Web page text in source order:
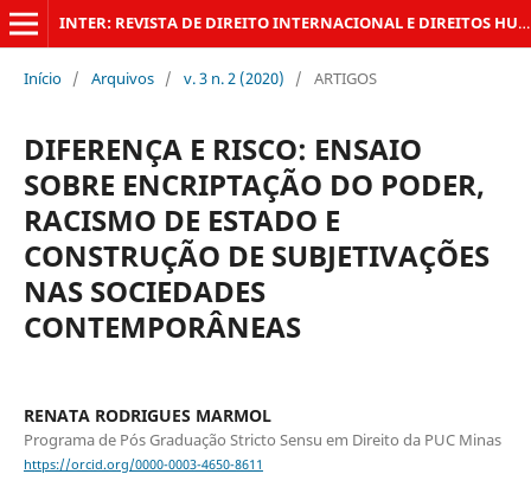
INTER: REVISTA DE DIREITO INTERNACIONAL E DIREITOS HUMANOS DA UFRJ
Início / Arquivos / v. 3 n. 2 (2020) / ARTIGOS
DIFERENÇA E RISCO: ENSAIO
SOBRE ENCRIPTAÇÃO DO PODER,
RACISMO DE ESTADO E
CONSTRUÇÃO DE SUBJETIVAÇÕES
NAS SOCIEDADES
CONTEMPORÂNEAS
RENATA RODRIGUES MARMOL
Programa de Pós Graduação Stricto Sensu em Direito da PUC Minas
https://orcid.org/0000-0003-4650-8611